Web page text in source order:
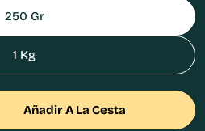
250 Gr
1 Kg
Para Anacardo
Cantidad Para Anacardo
Añadir A La Cesta